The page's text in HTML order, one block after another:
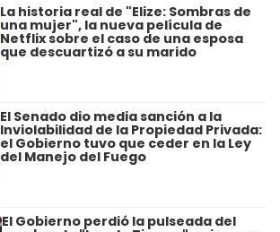
La historia real de "Elize: Sombras de
una mujer", la nueva película de
Netflix sobre el caso de una esposa
que descuartizó a su marido
El Senado dio media sanción a la
Inviolabilidad de la Propiedad Privada:
el Gobierno tuvo que ceder en la Ley
del Manejo del Fuego
El Gobierno perdió la pulseada del